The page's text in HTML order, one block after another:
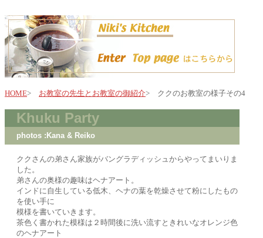
HOME> お教室の先生とお教室の御紹介> ククのお教室の様子その4
Khuku Party
photos :Kana & Reiko
ククさんの弟さん家族がバングラディッシュからやってまいりま
した。
弟さんの奥様の趣味はヘナアート。
インドに自生している低木、ヘナの葉を乾燥させて粉にしたもの
を使い手に
模様を書いていきます。
茶色く書かれた模様は２時間後に洗い流すときれいなオレンジ色
のヘナアート